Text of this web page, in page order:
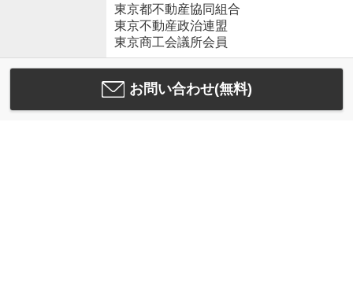
東京都不動産協同組合
東京不動産政治連盟
東京商工会議所会員
お問い合わせ(無料)